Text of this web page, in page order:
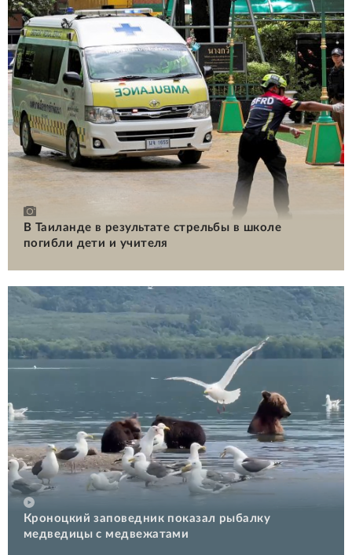
В Таиланде в результате стрельбы в школе
погибли дети и учителя
Кроноцкий заповедник показал рыбалку
медведицы с медвежатами